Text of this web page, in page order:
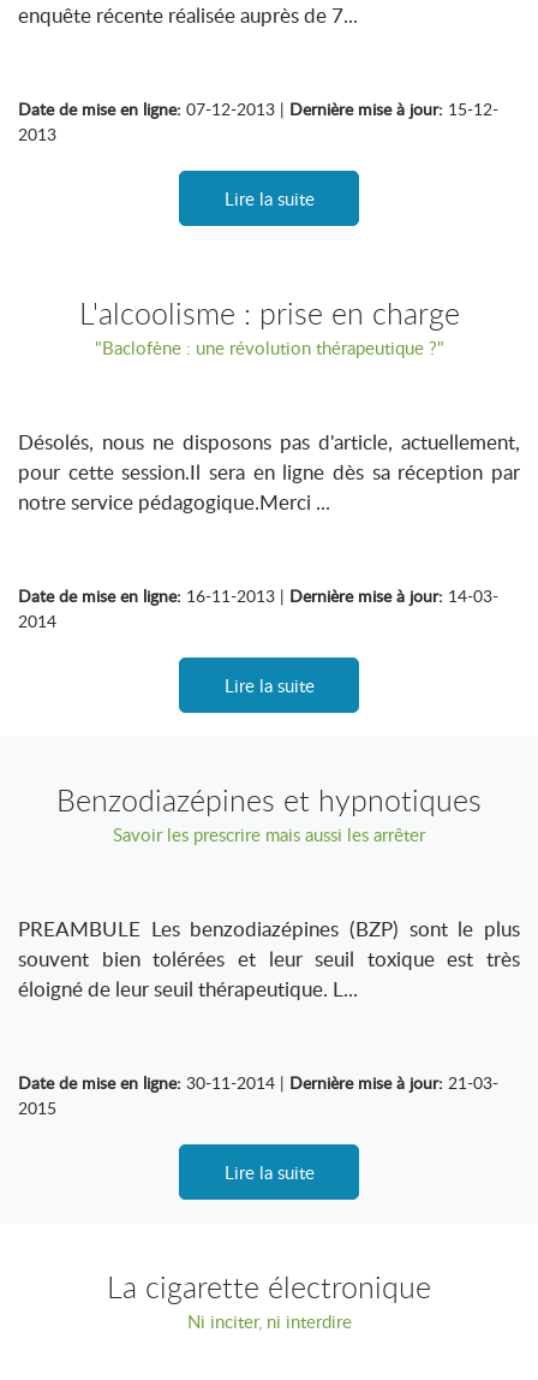
enquête récente réalisée auprès de 7...
Date de mise en ligne: 07-12-2013 | Dernière mise à jour: 15-12-
2013
Lire la suite
L'alcoolisme : prise en charge
"Baclofène : une révolution thérapeutique ?"
Désolés, nous ne disposons pas d'article, actuellement,
pour cette session.Il sera en ligne dès sa réception par
notre service pédagogique.Merci ...
Date de mise en ligne: 16-11-2013 | Dernière mise à jour: 14-03-
2014
Lire la suite
Benzodiazépines et hypnotiques
Savoir les prescrire mais aussi les arrêter
PREAMBULE Les benzodiazépines (BZP) sont le plus
souvent bien tolérées et leur seuil toxique est très
éloigné de leur seuil thérapeutique. L...
Date de mise en ligne: 30-11-2014 | Dernière mise à jour: 21-03-
2015
Lire la suite
La cigarette électronique
Ni inciter, ni interdire